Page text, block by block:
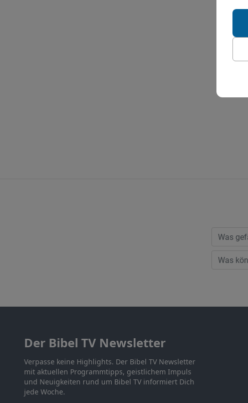
Der Bibel TV Newsletter
Verpasse keine Highlights. Der Bibel TV Newsletter
mit aktuellen Programmtipps, geistlichem Impuls
und Neuigkeiten rund um Bibel TV informiert Dich
jede Woche.